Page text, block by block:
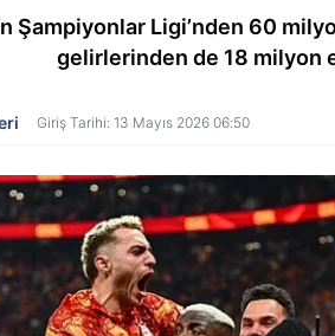
Şampiyonlar Ligi’nden 60
gelirlerinden de 18 milyon
Giriş Tarihi: 13 Mayıs 2026 06:50